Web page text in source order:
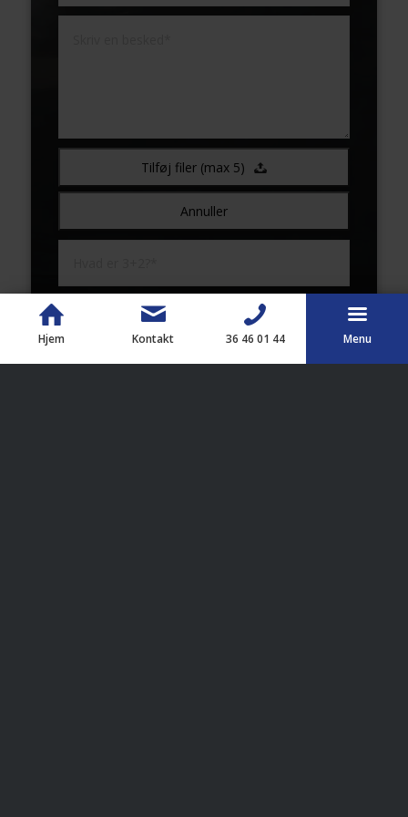
Tilføj filer (max 5)
Annuller
Hjem Kontakt 36 46 01 44 Menu